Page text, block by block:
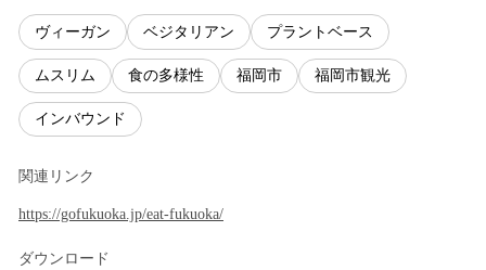
ヴィーガン ベジタリアン プラントベース
ムスリム 食の多様性 福岡市 福岡市観光
インバウンド
関連リンク
https://gofukuoka.jp/eat-fukuoka/
ダウンロード